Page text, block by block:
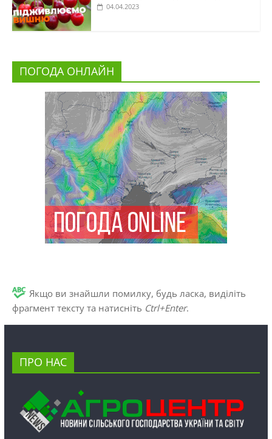
04.04.2023
ПОГОДА ОНЛАЙН
Якщо ви знайшли помилку, будь ласка, виділіть
фрагмент тексту та натисніть Ctrl+Enter.
ПРО НАС